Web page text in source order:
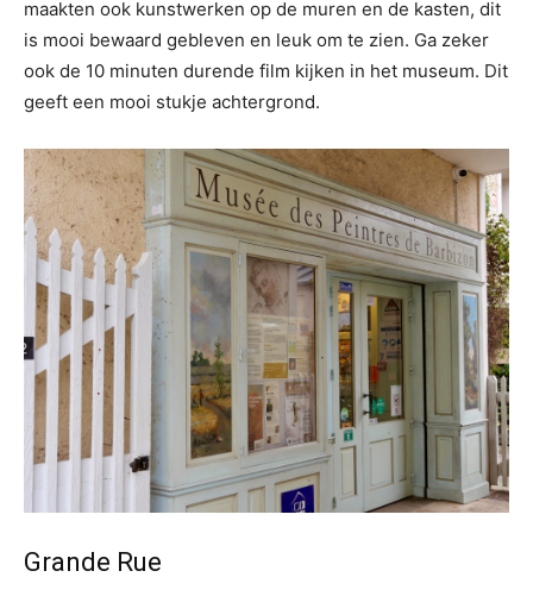
maakten ook kunstwerken op de muren en de kasten, dit
is mooi bewaard gebleven en leuk om te zien. Ga zeker
ook de 10 minuten durende film kijken in het museum. Dit
geeft een mooi stukje achtergrond.
Grande Rue